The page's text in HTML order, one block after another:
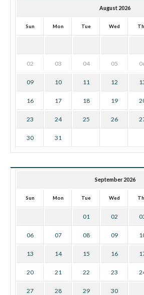
August 2026
Sun Mon Tue Wed
02 03 04 05
09 10 11 12
16 17 18 19
23 24 25 26
30 31
September 2026
Sun Mon Tue Wed
01 02
06 07 08 09
13 14 15 16
20 21 22 23
27 28 29 30